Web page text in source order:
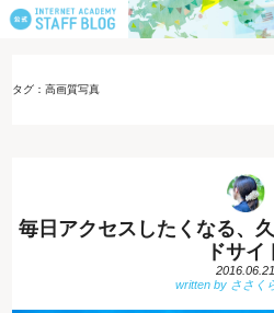
タグ：高画質写真
毎日アクセスしたくなる、
ドサイ
2016.06.21